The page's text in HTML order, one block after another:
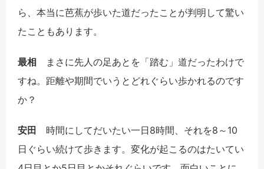
ら、本当に芭蕉が歩いた道だったことが判明して驚い
たこともあります。
最相
まさに先人の足あとを「踏む」道だったわけで
すね。距離や期間でいうとどれぐらい歩かれるのです
か？
安田 時間にしてだいたい一日8時間、それを8 ～ 10
日ぐらい続けて歩きます。変化が起こるのはたいてい